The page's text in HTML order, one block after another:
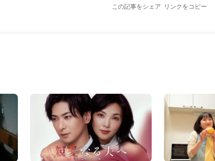
この記事をシェア リンクをコピー